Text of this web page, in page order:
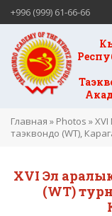
+996 (999) 61-66-66
Главная » Photos »
таэквондо (WT),
XVI Эл
(WT)